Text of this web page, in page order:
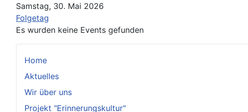
Home
Aktuelles
Wir über uns
Projekt "Erinnerungskultur"
Samstag, 30. Mai 2026
Folgetag
Es wurden keine Events gefunden